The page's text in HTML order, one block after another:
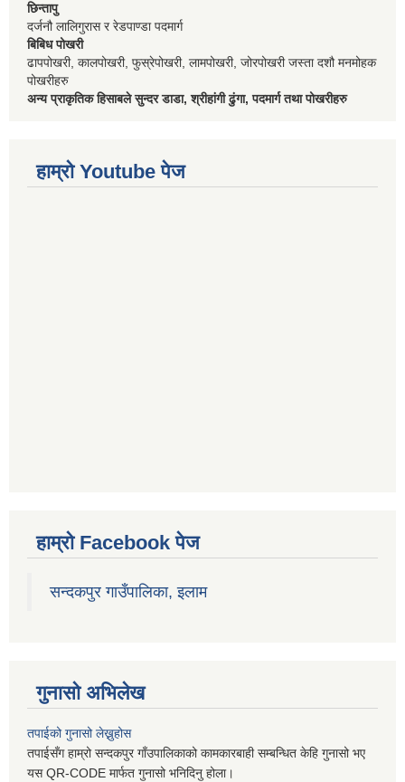
छिन्तापु
दर्जनौ लालिगुरास र रेडपाण्डा पदमार्ग
बिबिध पोखरी
ढापपोखरी, कालपोखरी, फुस्रेपोखरी, लामपोखरी, जोरपोखरी जस्ता दशौ मनमोहक
पोखरीहरु
अन्य प्राकृतिक हिसाबले सुन्दर डाडा, श्रीहांगी ढुंगा, पदमार्ग तथा पोखरीहरु
हाम्रो Youtube पेज
हाम्रो Facebook पेज
सन्दकपुर गाउँपालिका, इलाम
गुनासो अभिलेख
तपाईको गुनासो लेख्नुहोस
तपाईसँग हाम्रो सन्दकपुर गाँउपालिकाको कामकारबाही सम्बन्धित केहि गुनासो भए
यस QR-CODE मार्फत गुनासो भनिदिनु होला।